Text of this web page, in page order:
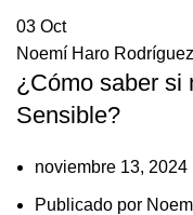
03 Oct
Noemí Haro Rodríguez
¿Cómo saber si
Sensible?
noviembre 13, 2024
Publicado por